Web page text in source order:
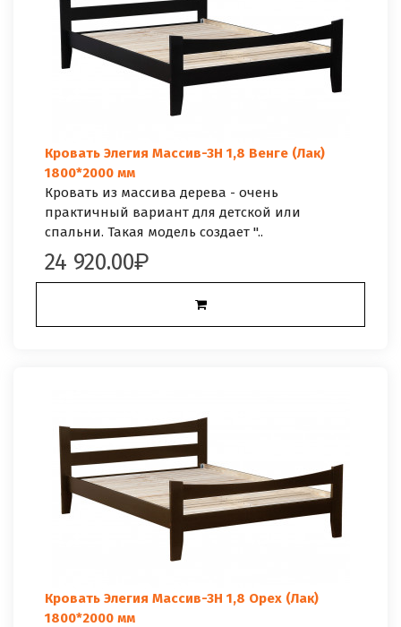
Кровать Элегия Массив-3Н 1,8 Венге (Лак)
1800*2000 мм
Кровать из массива дерева - очень
практичный вариант для детской или
спальни. Такая модель создает "..
24 920.00
Кровать Элегия Массив-3Н 1,8 Орех (Лак)
1800*2000 мм